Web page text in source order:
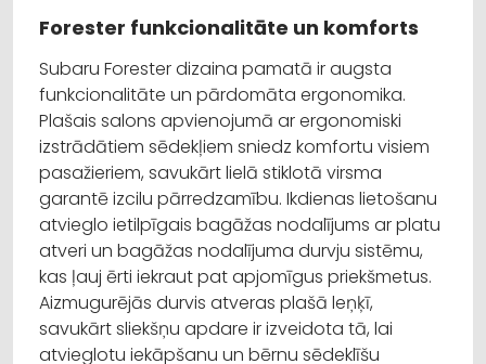
Forester funkcionalitāte un komforts
Subaru Forester dizaina pamatā ir augsta
funkcionalitāte un pārdomāta ergonomika.
Plašais salons apvienojumā ar ergonomiski
izstrādātiem sēdekļiem sniedz komfortu visiem
pasažieriem, savukārt lielā stiklotā virsma
garantē izcilu pārredzamību. Ikdienas lietošanu
atvieglo ietilpīgais bagāžas nodalījums ar platu
atveri un bagāžas nodalījuma durvju sistēmu,
kas ļauj ērti iekraut pat apjomīgus priekšmetus.
Aizmugurējās durvis atveras plašā leņķī,
savukārt sliekšņu apdare ir izveidota tā, lai
atvieglotu iekāpšanu un bērnu sēdeklīšu